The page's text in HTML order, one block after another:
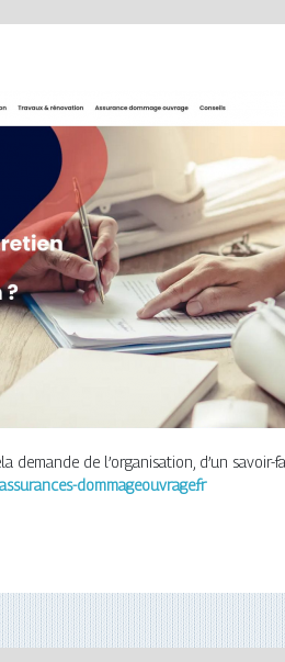
de l’organisation, d’un savoir-
dommageouvrage.fr